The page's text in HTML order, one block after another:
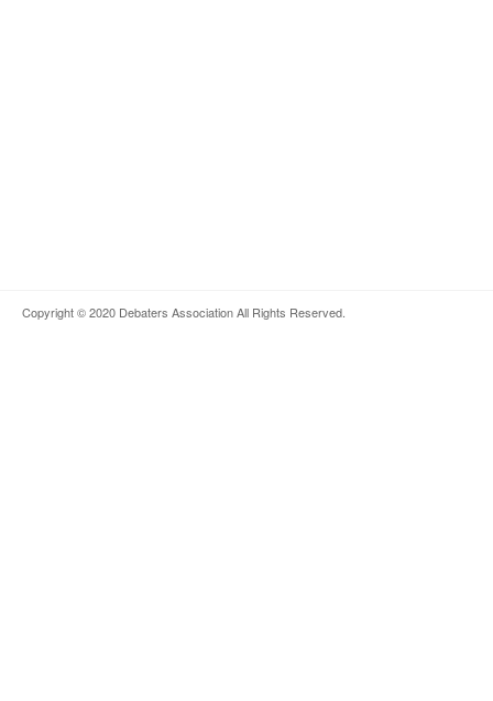
Copyright © 2020 Debaters AssociationAll Rights Reserved.